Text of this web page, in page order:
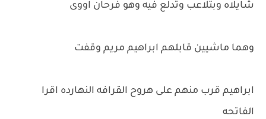
شايلاه وبتلاعب وتدلع فيه وهو فرحان اووى
وهما ماشيين قابلهم ابراهيم مريم وقفت
ابراهيم قرب منهم على هروح القرافه النهارده اقرا
الفاتحه